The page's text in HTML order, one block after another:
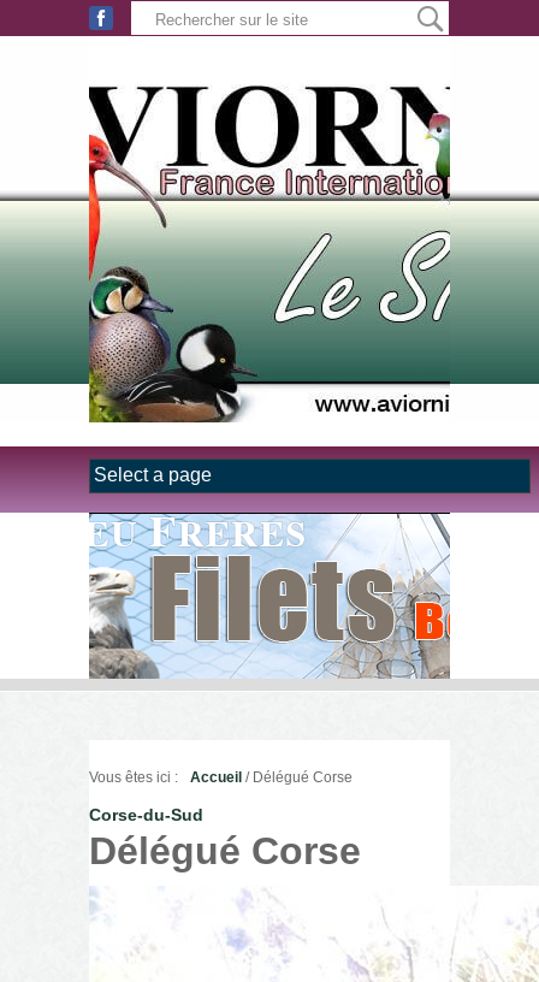
Aller au contenu principal
Vous êtes ici : Accueil / Délégué Corse
Corse-du-Sud
Délégué Corse